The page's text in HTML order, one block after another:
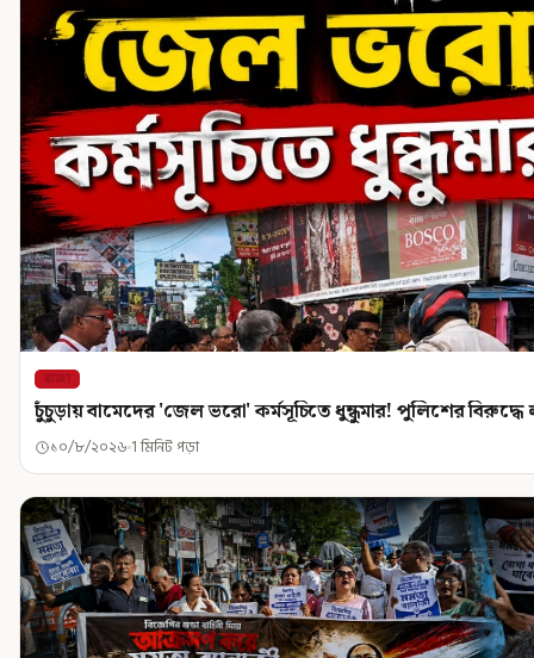
রাজ্য
চুঁচুড়ায় বামেদের 'জেল ভরো' কর্মসূচিতে ধুন্ধুমার! পুলিশের বিরুদ্ধে
১০/৮/২০২৬ 1 মিনিট পড়া